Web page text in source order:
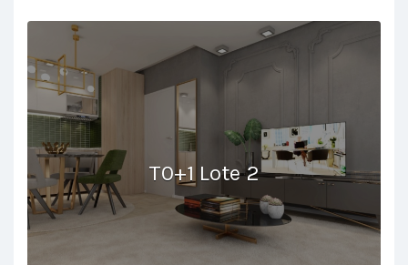
T0+1 Lote 2